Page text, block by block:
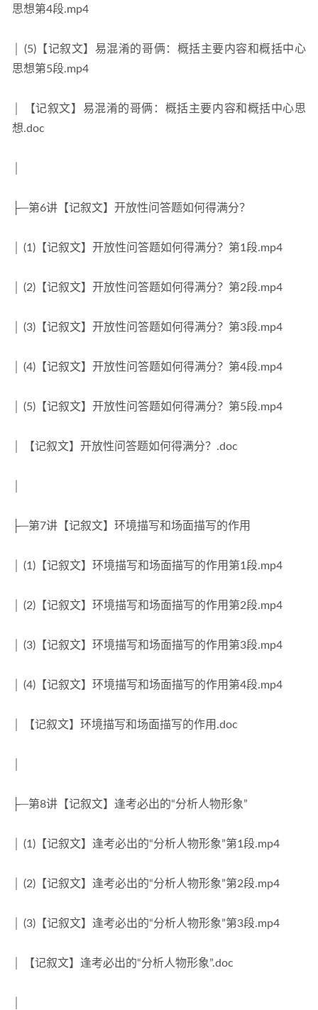
思想第4段.mp4
│ (5)【记叙文】易混淆的哥俩：概括主要内容和概括中心
思想第5段.mp4
│ 【记叙文】易混淆的哥俩：概括主要内容和概括中心思
想.doc
├─第6讲【记叙文】开放性问答题如何得满分？
│ (1)【记叙文】开放性问答题如何得满分？第1段.mp4
│ (2)【记叙文】开放性问答题如何得满分？第2段.mp4
│ (3)【记叙文】开放性问答题如何得满分？第3段.mp4
│ (4)【记叙文】开放性问答题如何得满分？第4段.mp4
│ (5)【记叙文】开放性问答题如何得满分？第5段.mp4
│ 【记叙文】开放性问答题如何得满分？.doc
├─第7讲【记叙文】环境描写和场面描写的作用
│ (1)【记叙文】环境描写和场面描写的作用第1段.mp4
│ (2)【记叙文】环境描写和场面描写的作用第2段.mp4
│ (3)【记叙文】环境描写和场面描写的作用第3段.mp4
│ (4)【记叙文】环境描写和场面描写的作用第4段.mp4
│ 【记叙文】环境描写和场面描写的作用.doc
├─第8讲【记叙文】逢考必出的“分析人物形象”
│ (1)【记叙文】逢考必出的“分析人物形象”第1段.mp4
│ (2)【记叙文】逢考必出的“分析人物形象”第2段.mp4
│ (3)【记叙文】逢考必出的“分析人物形象”第3段.mp4
│ 【记叙文】逢考必出的“分析人物形象”.doc